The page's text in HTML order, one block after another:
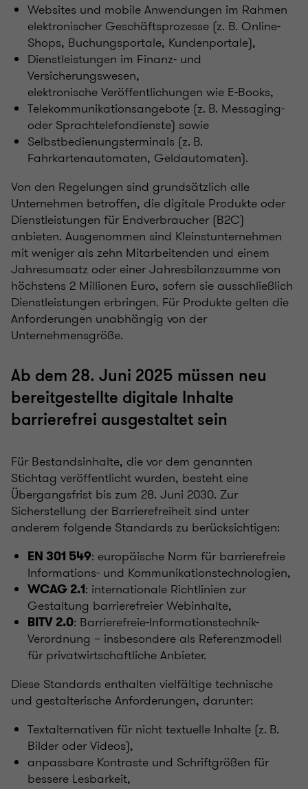
Websites und mobile Anwendungen im Rahmen
elektronischer Geschäftsprozesse (z. B. Online-
Shops, Buchungsportale, Kundenportale),
Dienstleistungen im Finanz- und
Versicherungswesen,
elektronische Veröffentlichungen wie E-Books,
Telekommunikationsangebote (z. B. Messaging-
oder Sprachtelefondienste) sowie
Selbstbedienungsterminals (z. B.
Fahrkartenautomaten, Geldautomaten).
Von den Regelungen sind grundsätzlich alle
Unternehmen betroffen, die digitale Produkte oder
Dienstleistungen für Endverbraucher (B2C)
anbieten. Ausgenommen sind Kleinstunternehmen
mit weniger als zehn Mitarbeitenden und einem
Jahresumsatz oder einer Jahresbilanzsumme von
höchstens 2 Millionen Euro, sofern sie ausschließlich
Dienstleistungen erbringen. Für Produkte gelten die
Anforderungen unabhängig von der
Unternehmensgröße.
Ab dem 28. Juni 2025 müssen neu
bereitgestellte digitale Inhalte
barrierefrei ausgestaltet sein
Für Bestandsinhalte, die vor dem genannten
Stichtag veröffentlicht wurden, besteht eine
Übergangsfrist bis zum 28. Juni 2030. Zur
Sicherstellung der Barrierefreiheit sind unter
anderem folgende Standards zu berücksichtigen:
EN 301 549: europäische Norm für barrierefreie
Informations- und Kommunikationstechnologien,
WCAG 2.1: internationale Richtlinien zur
Gestaltung barrierefreier Webinhalte,
BITV 2.0: Barrierefreie-Informationstechnik-
Verordnung – insbesondere als Referenzmodell
für privatwirtschaftliche Anbieter.
Diese Standards enthalten vielfältige technische
und gestalterische Anforderungen, darunter:
Textalternativen für nicht textuelle Inhalte (z. B.
Bilder oder Videos),
anpassbare Kontraste und Schriftgrößen für
bessere Lesbarkeit,